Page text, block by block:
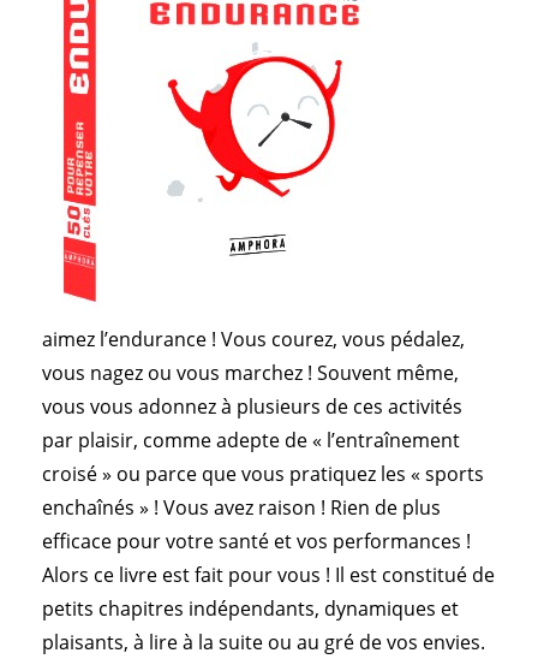
aimez l’endurance ! Vous courez, vous pédalez,
vous nagez ou vous marchez ! Souvent même,
vous vous adonnez à plusieurs de ces activités
par plaisir, comme adepte de « l’entraînement
croisé » ou parce que vous pratiquez les « sports
enchaînés » ! Vous avez raison ! Rien de plus
efficace pour votre santé et vos performances !
Alors ce livre est fait pour vous ! Il est constitué de
petits chapitres indépendants, dynamiques et
plaisants, à lire à la suite ou au gré de vos envies.